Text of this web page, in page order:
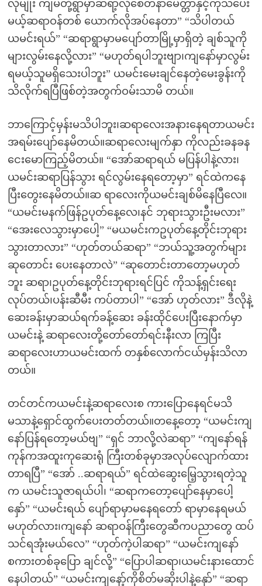
လိုမျိုး ကျမတို့ရွာမှာဆရာ့လိုစေတနာမေတ္တာနှင့်ကုသပေး
မယ့်ဆရာဝန်တစ် ယောက်လိုအပ်နေတာ” “သိပါတယ်
ယမင်းရယ်” “ဆရာရွာမှာမပျော်တာမြို့မှာရှိတဲ့ ချစ်သူကို
များလွမ်းနေလို့လား” “မဟုတ်ရပါဘူးဗျာ၊ကျနော်မှာလွမ်း
ရမယ့်သူမရှိသေးပါဘူး” ယမင်းမေးချင်နေတဲ့မေးခွန်းကို
သိလိုက်ရပြီဖြစ်တဲ့အတွက်ဝမ်းသာမိ တယ်။
ဘာကြောင့်မှန်းမသိပါဘူး၊ဆရာလေးအနားနေရတာယမင်း
အရမ်းပျော်နေမိတယ်။ဆရာလေးမျက်နှာ ကိုလည်းခနခန
ငေးမောကြည့်မိတယ်။ “အော်ဆရာရယ် မပြန်ပါနဲ့လား၊
ယမင်းဆရာပြန်သွား ရင်လွမ်းနေရတော့မှာ” ရင်ထဲကနေ
ပြီးတွေးနေမိတယ်။ဆ ရာလေးကိုယမင်းချစ်မိနေပြီလေ။
“ယမင်းမနက်ဖြန်ဥပုတ်နေ့လေ၊နင် ဘုရားသွားဦးမလား”
“အေးလေသွားမှာပေါ့” “မယမင်းကဥပုတ်နေ့တိုင်းဘုရား
သွားတာလား” “ဟုတ်တယ်ဆရာ” “ဘယ်သူ့အတွက်များ
ဆုတောင်း ပေးနေတာလဲ” “ဆုတောင်းတာတော့မဟုတ်
ဘူး ဆရာ၊ဥပုတ်နေ့တိုင်းဘုရားရင်ပြင် ကိုသန့်ရှင်းရေး
လုပ်တယ်၊ပန်းဆီမီး ကပ်တာပါ” “အော် ဟုတ်လား” ဒီလိုနဲ့
ဆေးခန်းမှာဆယ်ရက်ခန့်ဆေး ခန်းထိုင်ပေးပြီးနောက်မှာ
ယမင်းနဲ့ ဆရာလေးတို့တော်တော်ရင်းနီးလာ ကြပြီး
ဆရာလေးဟာယမင်းထက် တနှစ်လောက်ငယ်မှန်းသိလာ
တယ်။
တင်တင်ကယမင်းနဲ့ဆရာလေးစ ကားပြောနေရင်မသိ
မသာနဲ့ရှောင်ထွက်ပေးတတ်တယ်။တနေ့တော့ “ယမင်းကျ
နော်ပြန်ရတော့မယ်ဗျ” “ရှင် ဘာလို့လဲဆရာ” “ကျနော်ရန်
ကုန်ကအထူးကုဆေးရုံ ကြီးတစ်ခုမှာအလုပ်လျောက်ထား
တာရပြီ” “အော် ..ဆရာရယ်” ရင်ထဲဆွေးမြေ့သွားရတဲ့သူ
က ယမင်းသူဇာရယ်ပါ၊ “ဆရာကတော့ပျော်နေမှာပေါ့
နှော်” “ယမင်းရယ် ပျော်ရာမှာမနေရတော် ရာမှာနေရမယ်
မဟုတ်လား၊ကျနော် ဆရာဝန်ကြီးတွေဆီကပညာတွေ ထပ်
သင်ရအုံးမယ်လေ” “ဟုတ်ကဲ့ပါဆရာ” “ယမင်းကျနော်
စကားတစ်ခုပြော ချင်လို့” “ပြောပါဆရာ၊ယမင်းနားထောင်
နေပါတယ်” “ယမင်းကျနော့်ကိုစိတ်မဆိုးပါနဲ့နှော်” “ဆရာ